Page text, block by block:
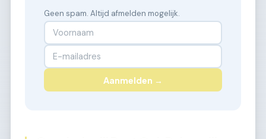
Geen spam. Altijd afmelden mogelijk.
Aanmelden →